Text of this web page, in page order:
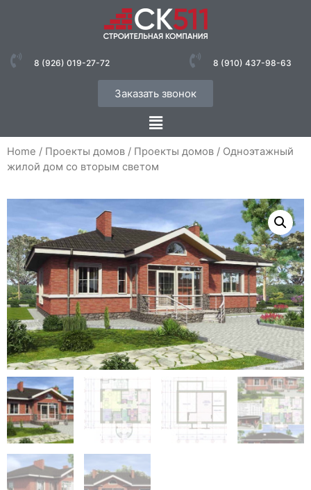
8 (926) 019-27-72 8 (910) 437-98-63
Заказать звонок
Home / Проекты домов / Проекты домов / Одноэтажный
жилой дом со вторым светом